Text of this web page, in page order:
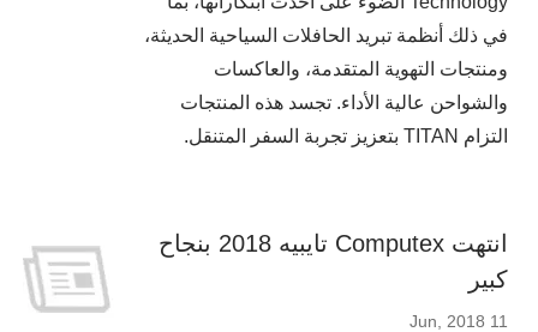
في ذلك أنظمة تبريد الحافلات السياحية الحديثة،
ومنتجات التهوية المتقدمة، والعاكسات
والشواحن عالية الأداء. تجسد هذه المنتجات
التزام TITAN بتعزيز تجربة السفر المتنقل.
انتهت Computex تايبيه 2018 بنجاح
كبير
11 Jun, 2018